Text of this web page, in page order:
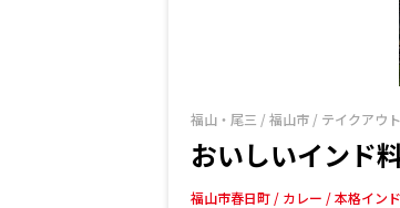
福山・尾三 /福山市 / テイクアウト
おいしいインド
福山市春日町 カレー 本格イン